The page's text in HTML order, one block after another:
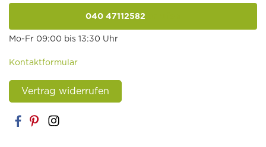
040 47112582
Mo-Fr 09:00 bis 13:30 Uhr
Kontaktformular
Vertrag widerrufen